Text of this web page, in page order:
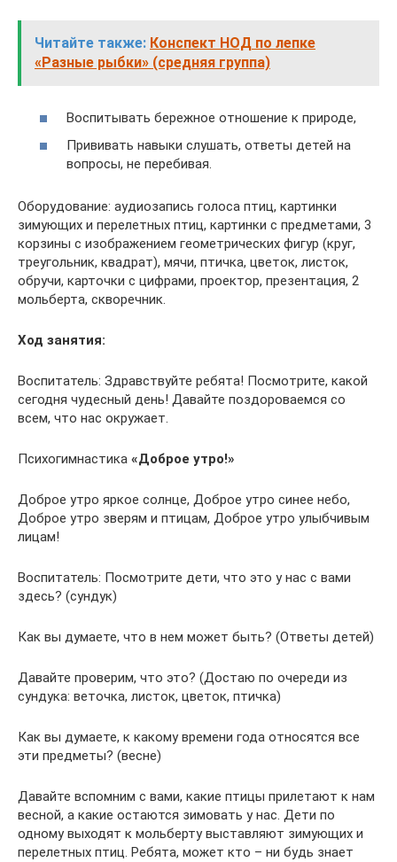
Читайте также: Конспект НОД по лепке
«Разные рыбки» (средняя группа)
Воспитывать бережное отношение к природе,
Прививать навыки слушать, ответы детей на
вопросы, не перебивая.
Оборудование: аудиозапись голоса птиц, картинки
зимующих и перелетных птиц, картинки с предметами, 3
корзины с изображением геометрических фигур (круг,
треугольник, квадрат), мячи, птичка, цветок, листок,
обручи, карточки с цифрами, проектор, презентация, 2
мольберта, скворечник.
Ход занятия:
Воспитатель: Здравствуйте ребята! Посмотрите, какой
сегодня чудесный день! Давайте поздороваемся со
всем, что нас окружает.
Психогимнастика «Доброе утро!»
Доброе утро яркое солнце, Доброе утро синее небо,
Доброе утро зверям и птицам, Доброе утро улыбчивым
лицам!
Воспитатель: Посмотрите дети, что это у нас с вами
здесь? (сундук)
Как вы думаете, что в нем может быть? (Ответы детей)
Давайте проверим, что это? (Достаю по очереди из
сундука: веточка, листок, цветок, птичка)
Как вы думаете, к какому времени года относятся все
эти предметы? (весне)
Давайте вспомним с вами, какие птицы прилетают к нам
весной, а какие остаются зимовать у нас. Дети по
одному выходят к мольберту выставляют зимующих и
перелетных птиц. Ребята, может кто – ни будь знает